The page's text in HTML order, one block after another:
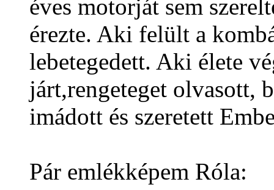
éves motorját sem
érezte. Aki felült a
lebetegedett. Aki élete
járt,rengeteget olvasott,
imádott és szeretett
Pár emlékképem Róla: